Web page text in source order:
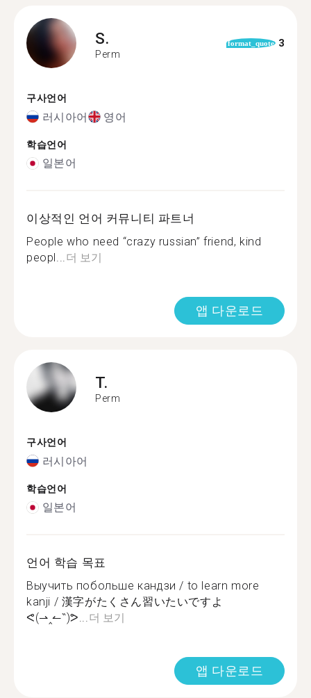
S.
Perm
format_quote 3
구사언어
러시아어 영어
학습언어
일본어
이상적인 언어 커뮤니티 파트너
People who need “crazy russian” friend, kind
peopl...더 보기
앱 다운로드
T.
Perm
구사언어
러시아어
학습언어
일본어
언어 학습 목표
Выучить побольше кандзи / to learn more
kanji / 漢字がたくさん習いたいですよ
ᕙ(⇀‸↼‶)ᕗ...더 보기
앱 다운로드